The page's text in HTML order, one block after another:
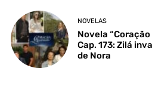
NOVELAS
Novela
Cap. 173: Zilá
de Nora